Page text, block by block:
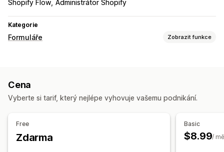
Shopify Flow Administrátor Shopify
Kategorie
Formuláře Zobrazit funkce
Nahrání souboru
Automaticky otevíraná okna Cenové nabídky Registrace
Cena
Vyberte si tarif, který nejlépe vyhovuje vašemu podnikání.
Free
Zdarma
Basic
$8.99/